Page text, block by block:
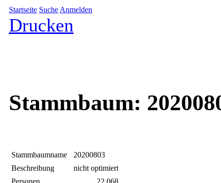
Startseite Suche Anmelden
Drucken
Stammbaum:
Stammbaumname
20200803
Beschreibung
nicht optimiert
Personen
22,068